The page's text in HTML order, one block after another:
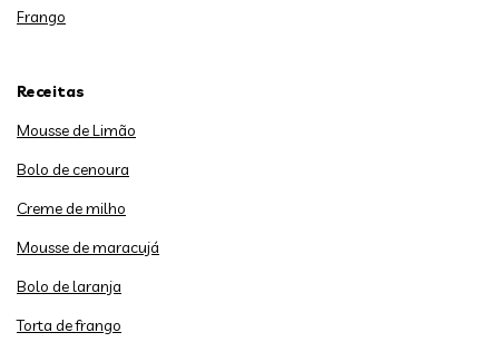
Frango
Receitas
Mousse de Limão
Bolo de cenoura
Creme de milho
Mousse de maracujá
Bolo de laranja
Torta de frango